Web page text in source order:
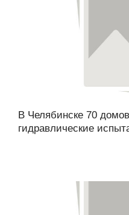
В Челябинске 70
гидравлические